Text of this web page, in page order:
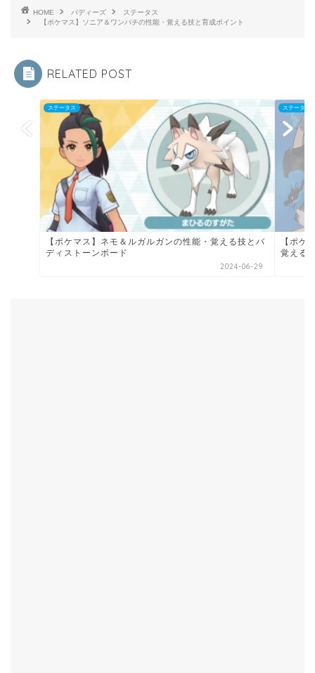
HOME バディーズ
ステータス
【ポケマス】ソニア＆ワンパチの性能・覚える技と育成ポイント
RELATED POST
ステータス
【ポケマス】ネモ＆ルガルガンの性能・覚える技とバ
ディストーンボード
2024-06-29
ステータス
【ポケ
覚える